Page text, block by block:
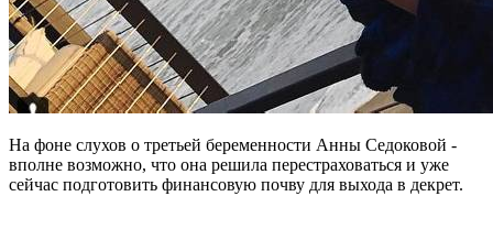
На фоне слухов о третьей беременности Анны Седоковой -
вполне возможно, что она решила перестраховаться и уже
сейчас подготовить финансовую почву для выхода в декрет.